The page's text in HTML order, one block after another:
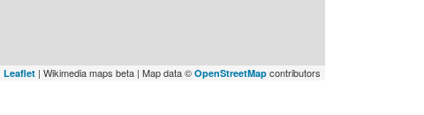
Leaflet | Wikimedia maps beta | Map data © OpenStreetMap contributors